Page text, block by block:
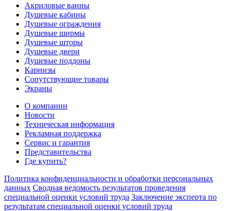
Акриловые ванны
Душевые кабины
Душевые ограждения
Душевые ширмы
Душевые шторы
Душевые двери
Душевые поддоны
Карнизы
Сопутствующие товары
Экраны
О компании
Новости
Техническая информация
Рекламная поддержка
Сервис и гарантия
Представительства
Где купить?
Политика конфиденциальности и обработки персональных
данных Сводная ведомость результатов проведения
специальной оценки условий труда Заключение эксперта по
результатам специальной оценки условий труда